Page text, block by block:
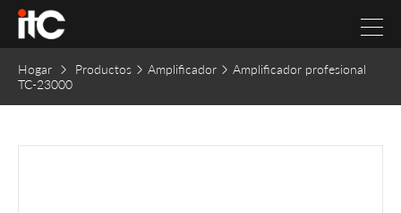
Hogar Productos Amplificador
Amplificador profesional
TC-23000